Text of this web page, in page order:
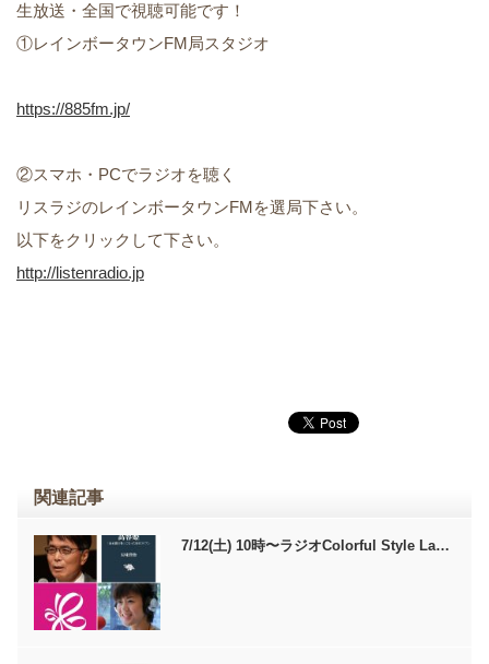
生放送・全国で視聴可能です！
①レインボータウンFM局スタジオ
https://885fm.jp/
②スマホ・PCでラジオを聴く
リスラジのレインボータウンFMを選局下さい。
以下をクリックして下さい。
http://listenradio.jp
関連記事
7/12(土) 10時〜ラジオColorful Style La…